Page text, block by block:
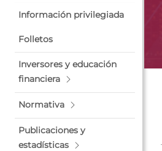
Información privilegiada
Folletos
Inversores y educación
financiera
Normativa
Publicaciones y
estadísticas